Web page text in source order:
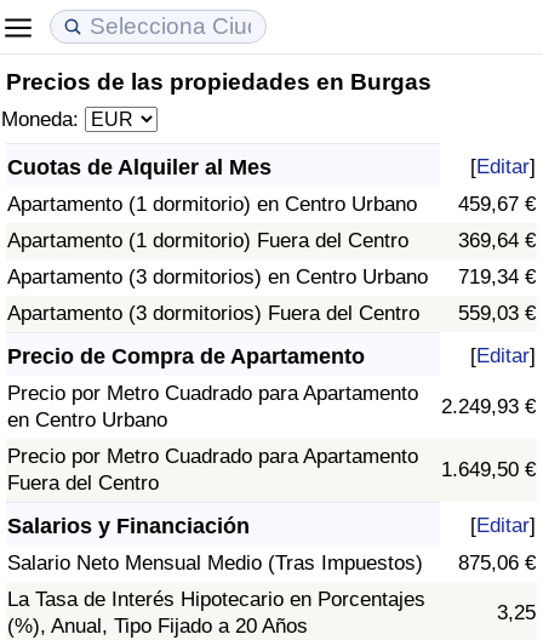
Precios de las propiedades en Burgas
Moneda:
Cuotas de Alquiler al Mes [Editar]
Apartamento (1 dormitorio) en Centro Urbano
459,67 €
Apartamento (1 dormitorio) Fuera del Centro
369,64 €
Apartamento (3 dormitorios) en Centro Urbano
719,34 €
Apartamento (3 dormitorios) Fuera del Centro
559,03 €
Precio de Compra de Apartamento [Editar]
Precio por Metro Cuadrado para Apartamento
en Centro Urbano
2.249,93 €
Precio por Metro Cuadrado para Apartamento
Fuera del Centro
1.649,50 €
Salarios y Financiación [Editar]
Salario Neto Mensual Medio (Tras Impuestos)
875,06 €
La Tasa de Interés Hipotecario en Porcentajes
(%), Anual, Tipo Fijado a 20 Años
3,25
Coste de vida
Índice de Costo de Vida (Actual)
Índice de Costo de Vida
Índice de costo de vida por país
Precios de las propiedades
Índice de Precios de Inmuebles (Actual)
Índice de Precios de Inmuebles
Índice de Precios de Inmuebles por País
Calidad de Vida
Índice de Calidad de Vida
Índice de Calidad de Vida (Actual)
Índice de calidad de vida por país
Calificación del Índice de Criminalidad
(Actual)
Índice de Criminalidad
Índice de criminalidad por país
Sanidad